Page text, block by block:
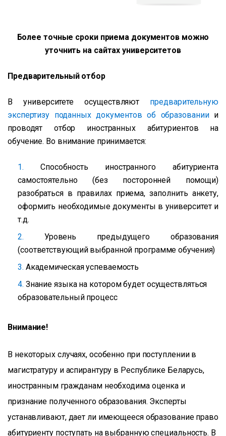
Более точные сроки приема документов можно
уточнить на сайтах университетов
Предварительный отбор
В университете осуществляют предварительную
экспертизу поданных документов об образованиии
проводят отбор иностранных абитуриентов на
обучение. Во внимание принимается:
Способность иностранного абитуриента
самостоятельно (без посторонней помощи)
разобраться в правилах приема, заполнить анкету,
оформить необходимые документы в университет и
т.д.
Уровень предыдущего образования
(соответствующий выбранной программе обучения)
Академическая успеваемость
Знание языка на котором будет осуществляться
образовательный процесс
Внимание!
В некоторых случаях, особенно при поступлении в
магистратуру и аспирантуру в Республике Беларусь,
иностранным гражданам необходима оценка и
признание полученного образования. Эксперты
устанавливают, дает ли имеющееся образование право
абитуриенту поступать на выбранную специальность. В